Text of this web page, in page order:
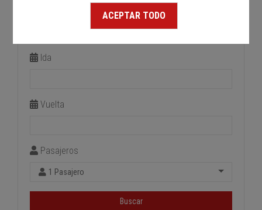
ACEPTAR TODO
Estación de llegada
Ida
Vuelta
Pasajeros
1 Pasajero
Buscar